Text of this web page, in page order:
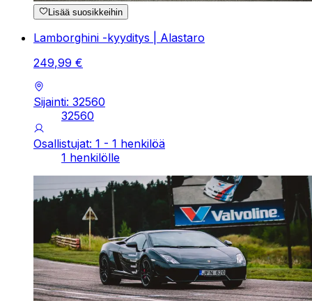
Lisää suosikkeihin
Lamborghini -kyyditys | Alastaro
249,99 €
Sijainti: 32560
32560
Osallistujat: 1 - 1 henkilöä
1 henkilölle